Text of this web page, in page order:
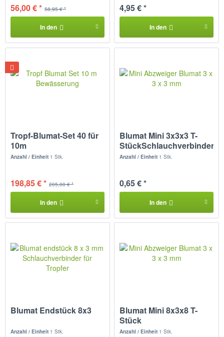
58,95 € *
56,00 € *
In den
4,95 € *
In den
Tropf-Blumat-Set 40 für
10m
Anzahl / Einheit 1 Stk.
205,00 € *
198,85 € *
In den
Blumat Mini 3x3x3 T-
StückSchlauchverbinder
Anzahl / Einheit 1 Stk.
0,65 € *
In den
Blumat Endstück 8x3
Anzahl / Einheit 1 Stk.
Blumat Mini 8x3x8 T-
Stück
Schlauchverbinder
Anzahl / Einheit 1 Stk.